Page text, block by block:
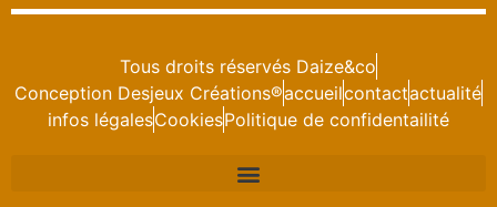
Tous droits réservés Daize&co
Conception Desjeux Créations®accueilcontactactualité
infos légalesCookiesPolitique de confidentailité